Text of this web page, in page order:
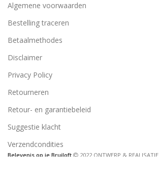
Algemene voorwaarden
Bestelling traceren
Betaalmethodes
Disclaimer
Privacy Policy
Retourneren
Retour- en garantiebeleid
Suggestie klacht
Verzendcondities
Belevenis op je Bruiloft 2022 ONTWERP & REALISATIE